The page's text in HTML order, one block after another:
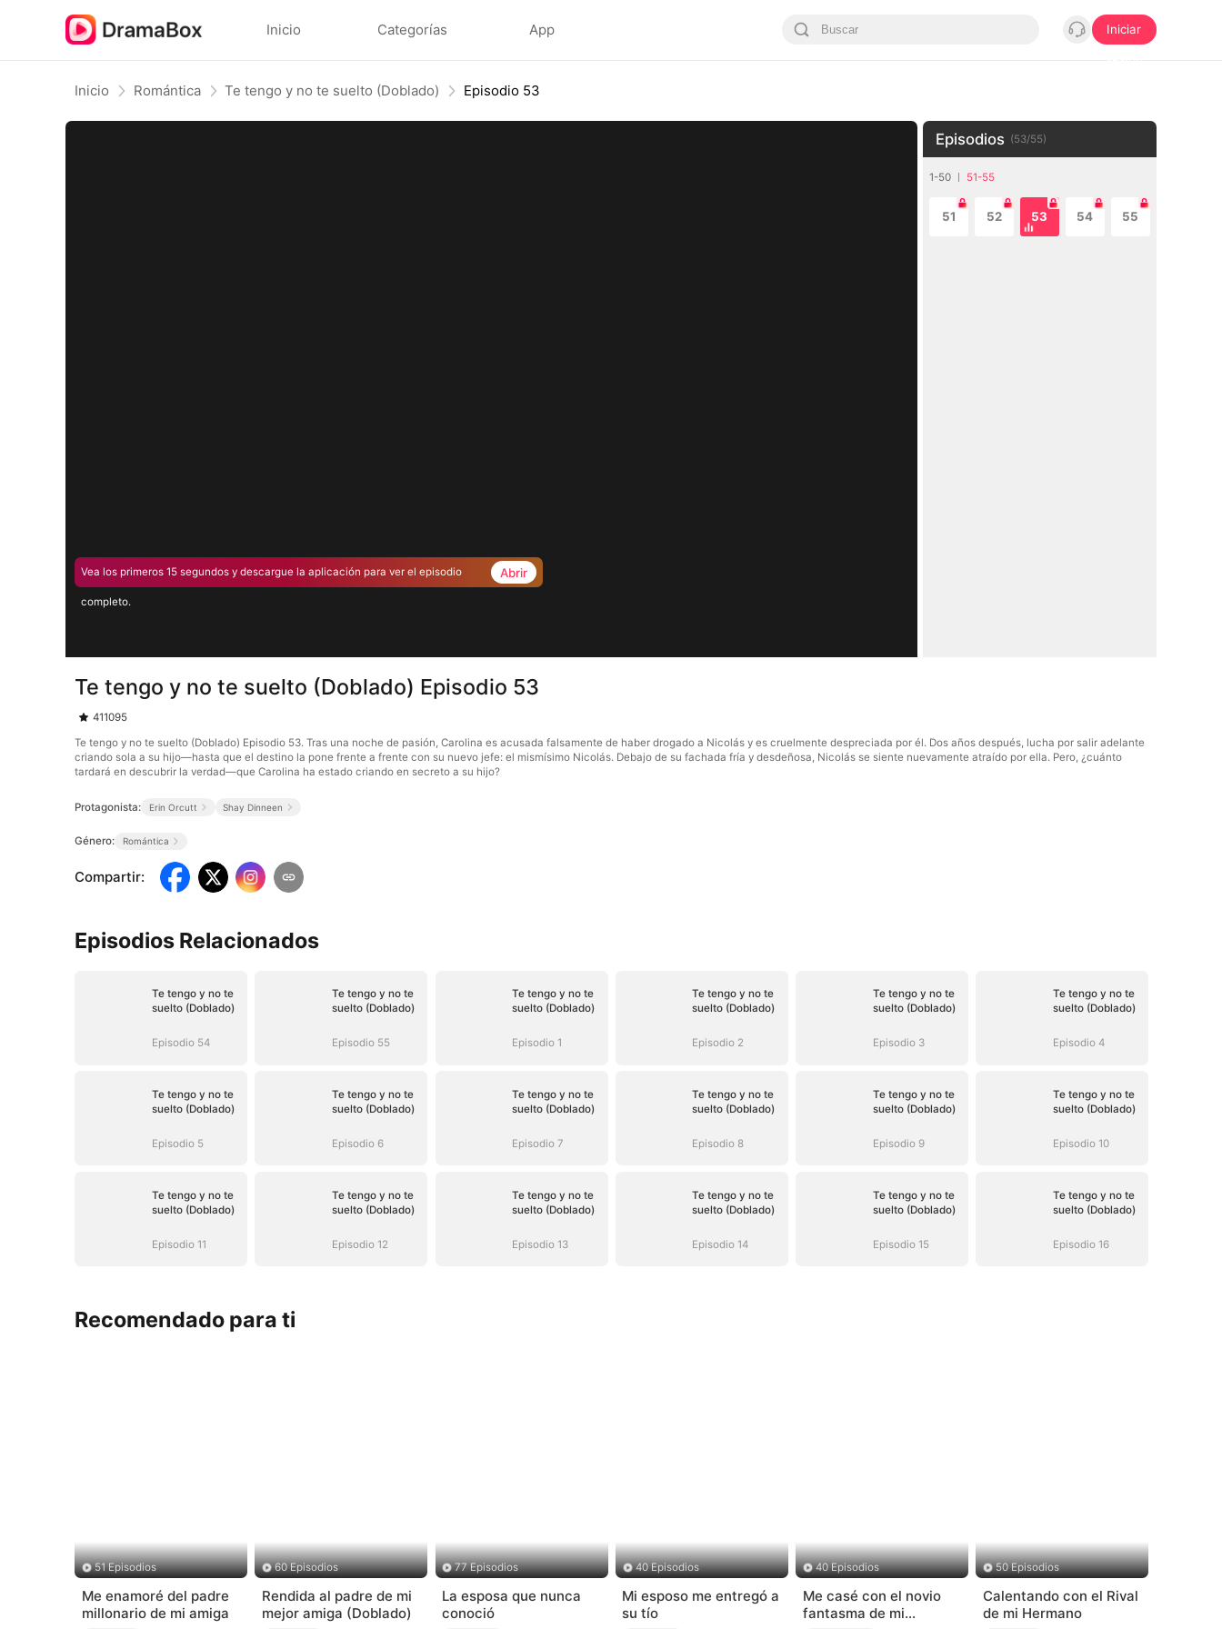
Inicio Categorías App Iniciar
Inicio Romántica Te tengo y no te suelto (Doblado) Episodio 53
Vea los primeros 15 segundos y descargue la aplicación para ver el episodio
completo.
Abrir
Episodios (53/55)
1-50 51-55
51 52 53 54 55
Te tengo y no te suelto (Doblado) Episodio 53
411095
Te tengo y no te suelto (Doblado) Episodio 53. Tras una noche de pasión, Carolina es acusada falsamente de haber drogado a Nicolás y es cruelmente despreciada por él. Dos años después, lucha por salir adelante
criando sola a su hijo—hasta que el destino la pone frente a frente con su nuevo jefe: el mismísimo Nicolás. Debajo de su fachada fría y desdeñosa, Nicolás se siente nuevamente atraído por ella. Pero, ¿cuánto
tardará en descubrir la verdad—que Carolina ha estado criando en secreto a su hijo?
Protagonista: Erin Orcutt Shay Dinneen
Género: Romántica
Compartir:
Episodios Relacionados
Te tengo y no te
suelto (Doblado)
Episodio 54
Te tengo y no te
suelto (Doblado)
Episodio 55
Te tengo y no te
suelto (Doblado)
Episodio 1
Te tengo y no te
suelto (Doblado)
Episodio 2
Te tengo y no te
suelto (Doblado)
Episodio 3
Te tengo y no te
suelto (Doblado)
Episodio 4
Te tengo y no te
suelto (Doblado)
Episodio 5
Te tengo y no te
suelto (Doblado)
Episodio 6
Te tengo y no te
suelto (Doblado)
Episodio 7
Te tengo y no te
suelto (Doblado)
Episodio 8
Te tengo y no te
suelto (Doblado)
Episodio 9
Te tengo y no te
suelto (Doblado)
Episodio 10
Te tengo y no te
suelto (Doblado)
Episodio 11
Te tengo y no te
suelto (Doblado)
Episodio 12
Te tengo y no te
suelto (Doblado)
Episodio 13
Te tengo y no te
suelto (Doblado)
Episodio 14
Te tengo y no te
suelto (Doblado)
Episodio 15
Te tengo y no te
suelto (Doblado)
Episodio 16
Recomendado para ti
51 Episodios
Me enamoré del padre
millonario de mi amiga
60 Episodios
Rendida al padre de mi
mejor amiga (Doblado)
77 Episodios
La esposa que nunca
conoció
40 Episodios
Mi esposo me entregó a
su tío
40 Episodios
Me casé con el novio
fantasma de mi
50 Episodios
Calentando con el Rival
de mi Hermano